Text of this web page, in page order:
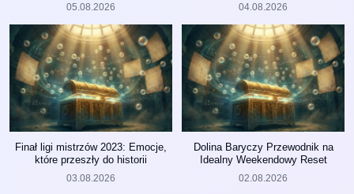
05.08.2026 04.08.2026
Finał ligi mistrzów 2023: Emocje,
które przeszły do historii
03.08.2026
Dolina Baryczy Przewodnik na
Idealny Weekendowy Reset
02.08.2026